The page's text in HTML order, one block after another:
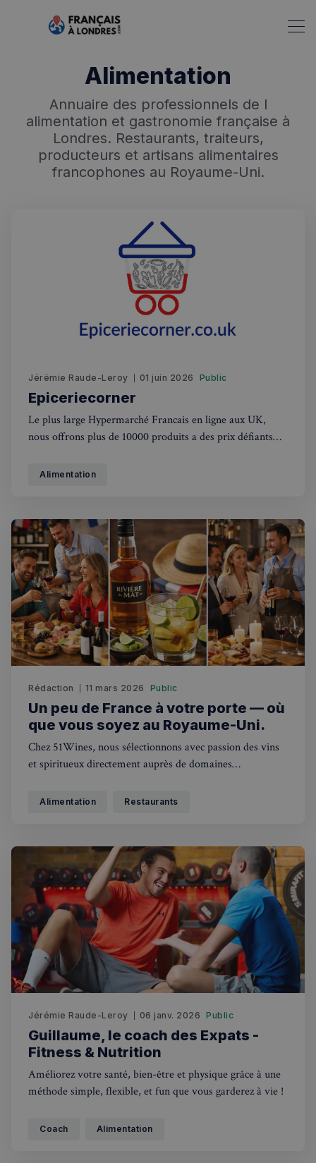
Recherche Chatbot IA
Rechercher dans Français à Londres - Magazine
RECHERCHES POPULAIRES
Annuaire des professionnels
Visites guidées
Événements à venir
Alimentation
Annuaire des professionnels de l
alimentation et gastronomie française à
Londres. Restaurants, traiteurs,
producteurs et artisans alimentaires
francophones au Royaume-Uni.
Jérémie Raude-Leroy 01 juin 2026 Public
Epiceriecorner
Le plus large Hypermarché Francais en ligne aux UK,
nous offrons plus de 10000 produits a des prix défiants
concernant Londres la livraison est gratuite a partir de
Alimentation
Rédaction 11 mars 2026 Public
Un peu de France à votre porte — où
que vous soyez au Royaume-Uni.
Chez 51Wines, nous sélectionnons avec passion des vins
et spiritueux directement auprès de domaines
Champagne, Rhône, Loire, Languedoc… et bien plus
Alimentation Restaurants
Jérémie Raude-Leroy 06 janv. 2026 Public
Guillaume, le coach des Expats -
Fitness & Nutrition
Améliorez votre santé, bien-être et physique grâce à une
méthode simple, flexible, et fun que vous garderez à vie !
Coach Alimentation